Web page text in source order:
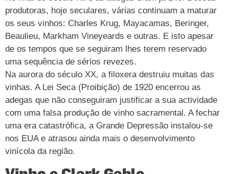
produtoras, hoje seculares, várias continuam a maturar
os seus vinhos: Charles Krug, Mayacamas, Beringer,
Beaulieu, Markham Vineyeards e outras. E isto apesar
de os tempos que se seguiram lhes terem reservado
uma sequência de sérios revezes.
Na aurora do século XX, a filoxera destruiu muitas das
vinhas. A Lei Seca (Proibição) de 1920 encerrou as
adegas que não conseguiram justificar a sua actividade
com uma falsa produção de vinho sacramental. A fechar
uma era catastrófica, a Grande Depressão instalou-se
nos EUA e atrasou ainda mais o desenvolvimento
vinícola da região.